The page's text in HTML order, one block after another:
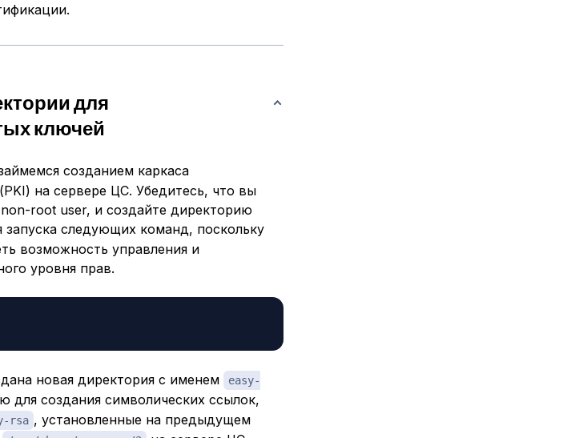
для
ключей
созданием каркаса
на сервере ЦС. Убедитесь, что вы
root user, и создайте директорию
запуска следующих команд, поскольку
возможность управления и
уровня прав.
новая директория с именем
easy-
для создания символических ссылок,
rsa , установленные на предыдущем